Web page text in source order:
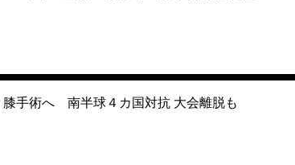
膝手術へ 南半球４カ国対抗 大会離脱も